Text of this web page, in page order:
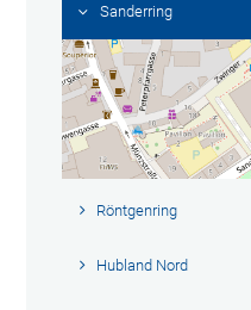
Sanderring
Röntgenring
Hubland Nord